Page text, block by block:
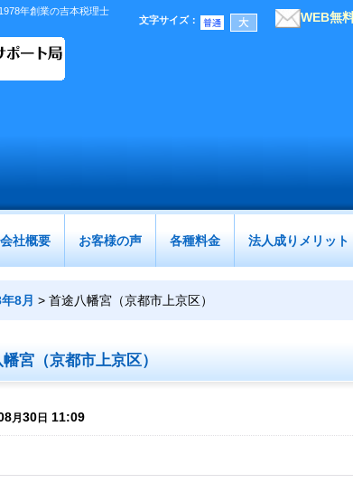
年創業の吉本税理士
WEB無
文字サイズ：
会社概要 お客様の声 各種料金 法人成りメリット
8月 > 首途八幡宮（京都市上京区）
宮（京都市上京区）
月 30 日 11:09